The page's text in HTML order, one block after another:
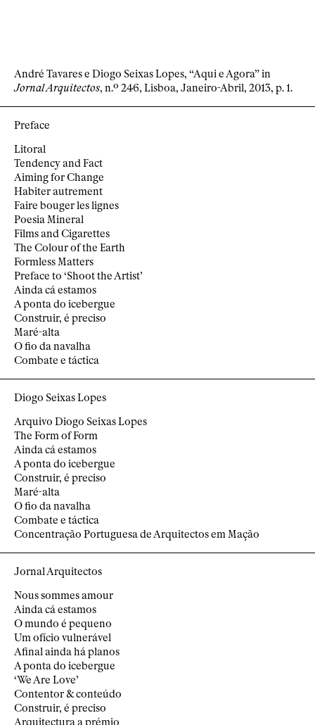
André Tavares e Diogo Seixas Lopes, “Aqui e Agora” in
Jornal Arquitectos, n.º 246, Lisboa, Janeiro-Abril, 2013, p. 1.
Preface
Litoral
Tendency and Fact
Aiming for Change
Habiter autrement
Faire bouger les lignes
Poesia Mineral
Films and Cigarettes
The Colour of the Earth
Formless Matters
Preface to ‘Shoot the Artist’
Ainda cá estamos
A ponta do icebergue
Construir, é preciso
Maré-alta
O fio da navalha
Combate e táctica
Diogo Seixas Lopes
Arquivo Diogo Seixas Lopes
The Form of Form
Ainda cá estamos
A ponta do icebergue
Construir, é preciso
Maré-alta
O fio da navalha
Combate e táctica
Concentração Portuguesa de Arquitectos em Mação
Jornal Arquitectos
Nous sommes amour
Ainda cá estamos
O mundo é pequeno
Um ofício vulnerável
Afinal ainda há planos
A ponta do icebergue
‘We Are Love’
Contentor & conteúdo
Construir, é preciso
Arquitectura a prémio